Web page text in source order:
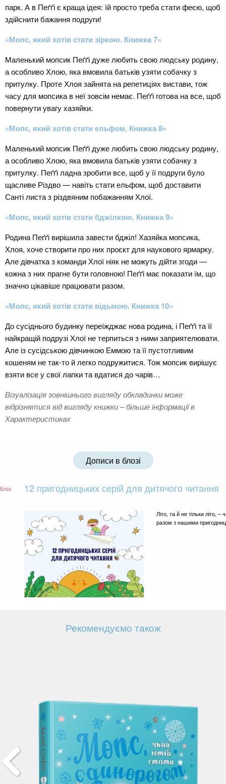
парк. А в Пеґґі є краща ідея: їй просто треба стати феєю, щоб
здійснити бажання подруги!
«Мопс, який хотів стати зіркою. Книжка 7»
Маленький мопсик Пеґґі дуже любить свою людську родину,
а особливо Хлою, яка вмовила батьків узяти собачку з
притулку. Проте Хлоя зайнята на репетиціях вистави, тож
часу для мопсика в неї зовсім немає. Пеґґі готова на все, щоб
повернути увагу хазяйки.
«Мопс, який хотів стати ельфом. Книжка 8»
Маленький мопсик Пеґґі дуже любить свою людську родину,
а особливо Хлою, яка вмовила батьків узяти собачку з
притулку. Пеґґі ладна зробити все, щоб у її подруги було
щасливе Різдво — навіть стати ельфом, щоб доставити
Санті листа з різдвяним побажанням Хлої.
«Мопс, який хотів стати бджілкою. Книжка 9»
Родина Пеґґі вирішила завести бджіл! Хазяйка мопсика,
Хлоя, хоче створити про них проєкт для наукового ярмарку.
Але дівчатка з команди Хлої ніяк не можуть дійти згоди —
кожна з них прагне бути головною! Пеґґі має показати їм, що
значно цікавіше працювати разом.
«Мопс, який хотів стати відьмою. Книжка 10»
До сусіднього будинку переїжджає нова родина, і Пеґґі та її
найкращій подрузі Хлої не терпиться з ними заприятелювати.
Але із сусідською дівчинкою Еммою та її пустотливим
кошеням не так-то й легко подружитися. Тож мопсик вирішує
взяти все у свої лапки та вдатися до чарів…
Візуалізація зовнішнього вигляду обкладинки може
відрізнятися від вигляду книжки – більше інформації в
Характеристиках
Дописи в блозі
Блог 12 пригодницьких серій для дитячого читання
Літо, та й не тільки літо,
разом з нашими
Рекомендуємо також